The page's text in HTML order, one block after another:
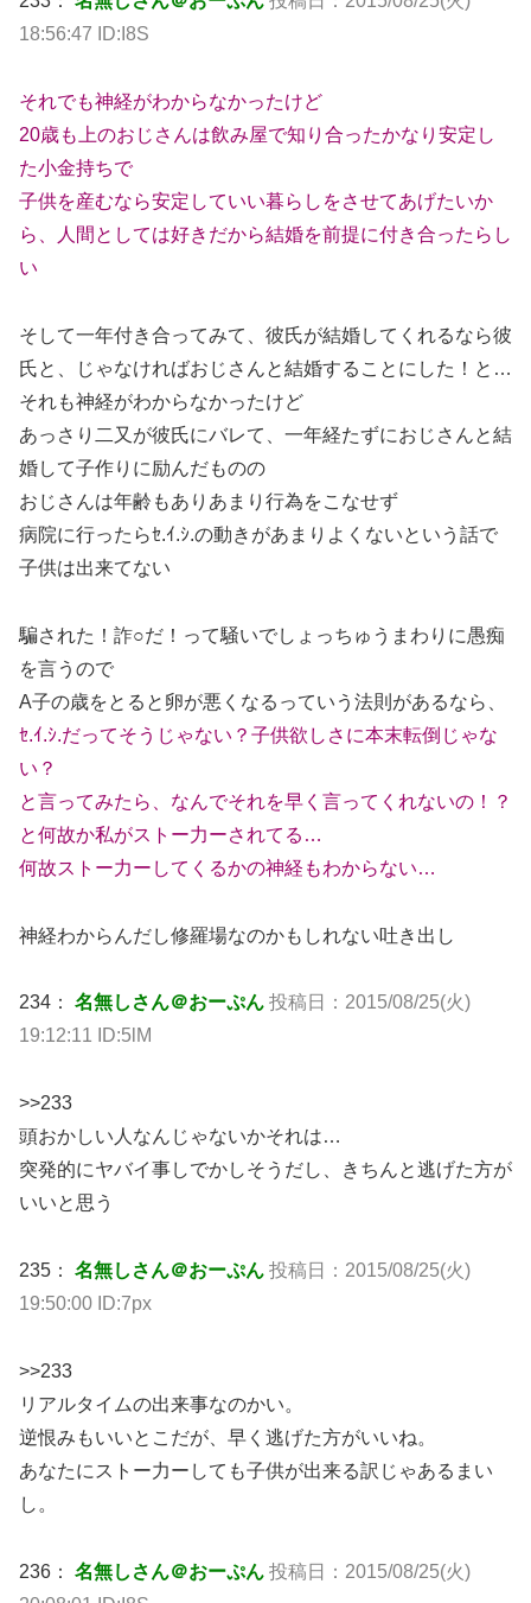
18:56:47 ID:I8S
それでも神経がわからなかったけど
20歳も上のおじさんは飲み屋で知り合ったかなり安定し
た小金持ちで
子供を産むなら安定していい暮らしをさせてあげたいか
ら、人間としては好きだから結婚を前提に付き合ったらし
い
そして一年付き合ってみて、彼氏が結婚してくれるなら彼
氏と、じゃなければおじさんと結婚することにした！と…
それも神経がわからなかったけど
あっさり二又が彼氏にバレて、一年経たずにおじさんと結
婚して子作りに励んだものの
おじさんは年齢もありあまり行為をこなせず
病院に行ったらｾ.ｲ.ｼ.の動きがあまりよくないという話で
子供は出来てない
騙された！詐○だ！って騒いでしょっちゅうまわりに愚痴
を言うので
A子の歳をとると卵が悪くなるっていう法則があるなら、
ｾ.ｲ.ｼ.だってそうじゃない？子供欲しさに本末転倒じゃな
い？
と言ってみたら、なんでそれを早く言ってくれないの！？
と何故か私がストー力ーされてる…
何故ストー力ーしてくるかの神経もわからない…
神経わからんだし修羅場なのかもしれない吐き出し
234： 名無しさん＠おーぷん 投稿日：2015/08/25(火)
19:12:11 ID:5lM
>>233
頭おかしい人なんじゃないかそれは…
突発的にヤバイ事しでかしそうだし、きちんと逃げた方が
いいと思う
235： 名無しさん＠おーぷん 投稿日：2015/08/25(火)
19:50:00 ID:7px
>>233
リアルタイムの出来事なのかい。
逆恨みもいいとこだが、早く逃げた方がいいね。
あなたにストー力ーしても子供が出来る訳じゃあるまい
し。
236： 名無しさん＠おーぷん 投稿日：2015/08/25(火)